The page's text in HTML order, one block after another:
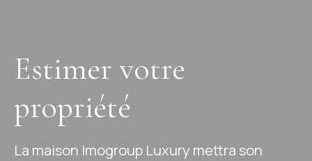
Estimer votre
propriété
La maison Imogroup Luxury mettra son